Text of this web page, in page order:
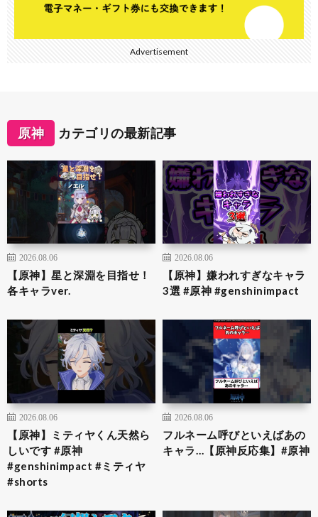
Advertisement
原神 カテゴリの最新記事
2026.08.06
【原神】星と深淵を目指せ！
各キャラver.
2026.08.06
【原神】嫌われすぎなキャラ
3選 #原神 #genshinimpact
2026.08.06
【原神】ミティヤくん天然ら
しいです #原神
#genshinimpact #ミティヤ
#shorts
2026.08.06
フルネーム呼びといえばあの
キャラ…【原神反応集】#原神